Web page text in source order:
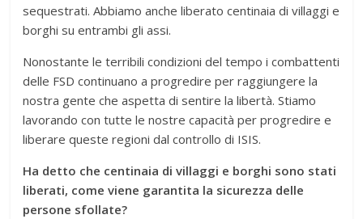
sequestrati. Abbiamo anche liberato centinaia di villaggi e
borghi su entrambi gli assi.
Nonostante le terribili condizioni del tempo i combattenti
delle FSD continuano a progredire per raggiungere la
nostra gente che aspetta di sentire la libertà. Stiamo
lavorando con tutte le nostre capacità per progredire e
liberare queste regioni dal controllo di ISIS.
Ha detto che centinaia di villaggi e borghi sono stati
liberati, come viene garantita la sicurezza delle
persone sfollate?